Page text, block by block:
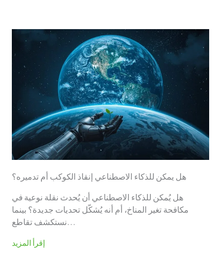
هل يمكن للذكاء الاصطناعي إنقاذ الكوكب أم تدميره؟
هل يُمكن للذكاء الاصطناعي أن يُحدث نقلة نوعية في
مكافحة تغير المناخ، أم أنه يُشكّل تحديات جديدة؟ بينما
نستكشف تقاطع…
إقرأ المزيد